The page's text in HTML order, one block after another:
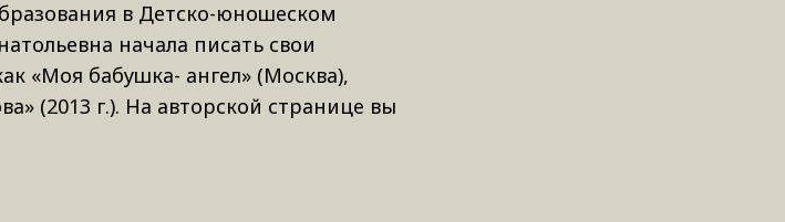
в Детско-юношеском
начала писать свои
«Моя бабушка- ангел» (Москва),
(2013 г.). На авторской странице вы